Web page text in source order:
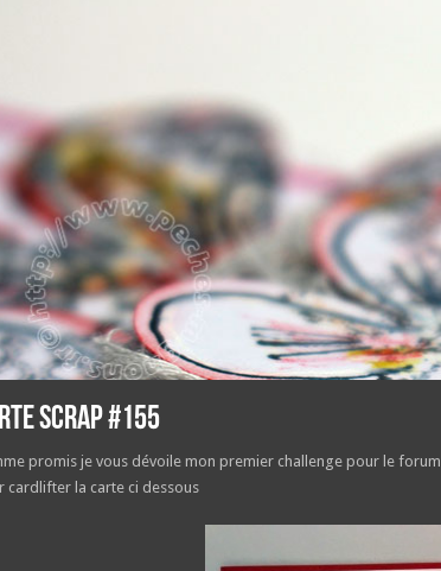
Scrap #155
promis je vous dévoile mon premier challenge pour le forum
cardlifter la carte ci dessous